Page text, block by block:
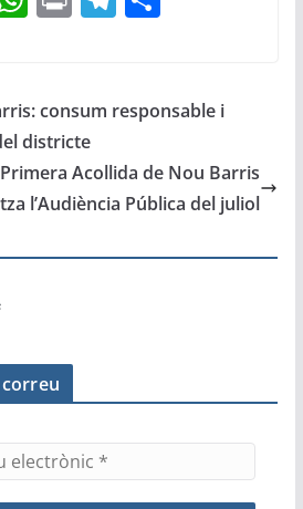
s
A
p
p
gr
m
p
te
ix
consum responsable i
districte
Acollida de Nou Barris
l’Audiència Pública del juliol
correu